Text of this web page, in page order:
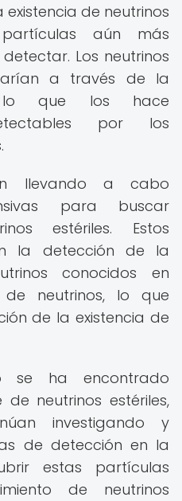
de neutrinos
aún más
Los neutrinos
a través de la
lo que los hace
por los
llevando a cabo
para buscar
estériles. Estos
la detección de la
conocidos en
de neutrinos, lo que
de la existencia de
se ha encontrado
neutrinos estériles,
investigando y
de detección en la
estas partículas
de neutrinos